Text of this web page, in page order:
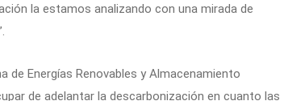
la estamos analizando con una mirada de
de Energías Renovables y Almacenamiento
de adelantar la descarbonización en cuanto las